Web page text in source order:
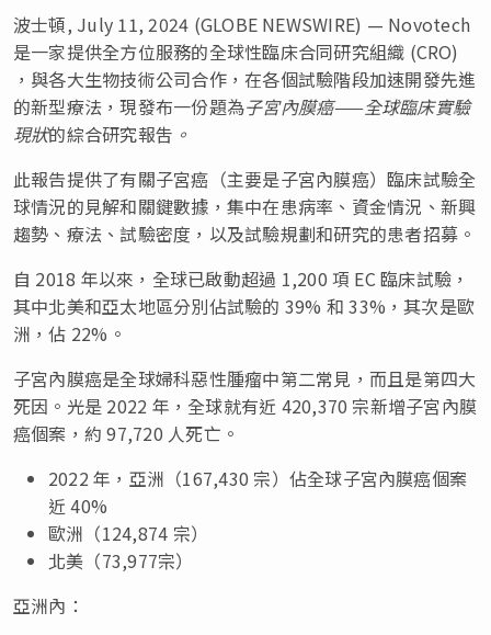
波士頓, July 11, 2024 (GLOBE NEWSWIRE) — Novotech
是一家提供全方位服務的全球性臨床合同研究組織 (CRO)
，與各大生物技術公司合作，在各個試驗階段加速開發先進
的新型療法，現發布一份題為子宮內膜癌——全球臨床實驗
現狀的綜合研究報吿 。
此報告提供了有關子宮癌（主要是子宮內膜癌）臨床試驗全
球情況的見解和關鍵數據，集中在患病率、資金情況、新興
趨勢、療法、試驗密度，以及試驗規劃和研究的患者招募。
自 2018 年以來，全球已啟動超過 1,200 項 EC 臨床試驗，
其中北美和亞太地區分別佔試驗的 39% 和 33%，其次是歐
洲，佔 22%。
子宮內膜癌是全球婦科惡性腫瘤中第二常見，而且是第四大
死因。光是 2022 年，全球就有近 420,370 宗新增子宮內膜
癌個案，約 97,720 人死亡。
2022 年，亞洲（167,430 宗）佔全球子宮內膜癌個案
近 40%
歐洲（124,874 宗）
北美（73,977宗）
亞洲內：